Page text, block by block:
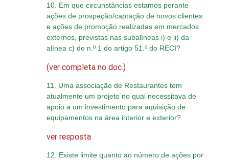
10. Em que circunstâncias estamos perante
ações de prospeção/captação de novos clientes
e ações de promoção realizadas em mercados
externos, previstas nas subalíneas i) e ii) da
alínea c) do n.º 1 do artigo 51.º do RECI?
(ver completa no doc.)
11. Uma associação de Restaurantes tem
atualmente um projeto no qual necessitava de
apoio a um investimento para aquisição de
equipamentos na área interior e exterior?
ver resposta
12. Existe limite quanto ao número de ações por